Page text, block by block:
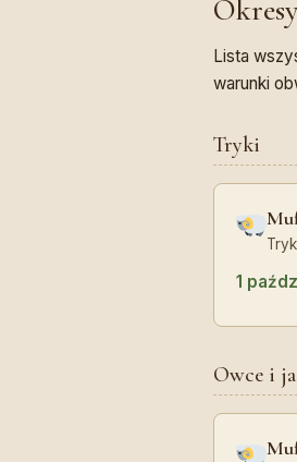
Lista
warunki
Tryki
1
Owce i